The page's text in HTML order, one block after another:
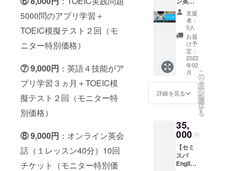
5000問のアプリ学習＋
TOEIC模擬テスト２回（モ
ニター特別価格）
⑦ 9,000円 ：英語４技能がア
プリ学習３ヵ月＋TOEIC模
擬テスト２回（モニター特
別価格）
⑧ 9,000円 ：オンライン英会
話（１レッスン40分）10回
チケット（モニター特別価
でに完
了をお
願い致
しま
す。
１回、
TOEIC
模擬テ
ストが
受験で
きます
（必須
ではあ
りませ
ん）。
法は別
途事務
ご案内
させて
いただ
きま
す。。
・メー
の特別
企画料
金で
す。 ・
2022年
5月末ま
でに使
用開始
お願い
致しま
期間中
に
ストを
１回受
験でき
ます
（必須
ではあ
タート
時と終
了時）
受験で
きま
す。 ・
2022年
5月末ま
でに開
始お願
ます。
・メー
お名前
が必要
です。
・期間
中
TOEIC
ピーキ
ング・
単語/文
法をひ
とつの
アプリ
で学べ
ます。
その人
のレベ
ルに
合った
出題し
ます！
TOEIC
スコア
アップ
にも大
フィリ
ピン人
講師陣
です。
とても
明るく
楽しく
英会話
を学習
できま
す。 ・
月曜日
21:30で
ご自分
で好き
な時間
を予約
できま
話レッ
スン20
回分チ
ケット
（1回40
分）】
（モニ
ター特
別価
格・税
込み）
◆英語
初級者
級者向
け 講師
歴平均
２年以
上の
フィリ
支援
者：
0人
お届
け予
定：
2022
年02
月
詳細を見る
こ
の
リ
タ
ー
ン
を
選
択
す
る
35,
000 円
【セミ
スパ
English